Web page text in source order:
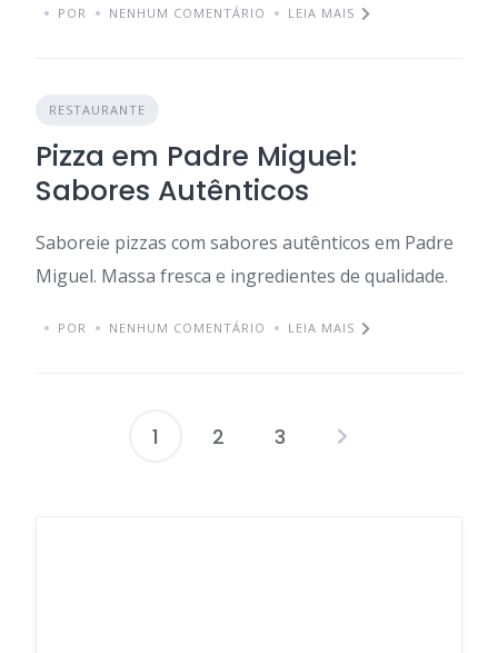
POR NENHUM COMENTÁRIO LEIA MAIS
RESTAURANTE
Pizza em Padre Miguel:
Sabores Autênticos
Saboreie pizzas com sabores autênticos em Padre
Miguel. Massa fresca e ingredientes de qualidade.
POR NENHUM COMENTÁRIO LEIA MAIS
Paginação
1 2 3